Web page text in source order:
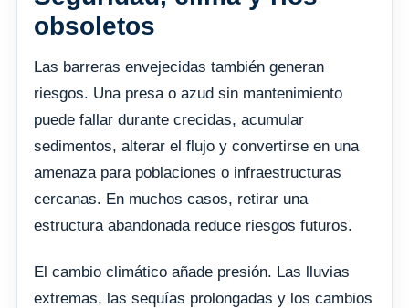
obsoletos
Las barreras envejecidas también generan
riesgos. Una presa o azud sin mantenimiento
puede fallar durante crecidas, acumular
sedimentos, alterar el flujo y convertirse en una
amenaza para poblaciones o infraestructuras
cercanas. En muchos casos, retirar una
estructura abandonada reduce riesgos futuros.
El cambio climático añade presión. Las lluvias
extremas, las sequías prolongadas y los cambios